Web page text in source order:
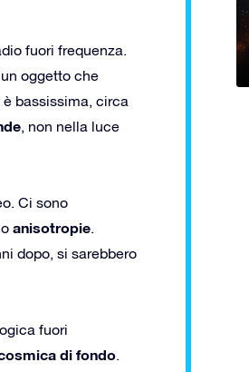
fuori frequenza.
oggetto che
bassissima, circa
, non nella luce
Ci sono
anisotropie.
dopo, si sarebbero
fuori
di fondo.